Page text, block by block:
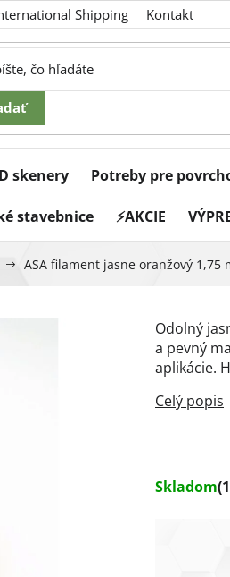
Shipping Kontakt
skenery Potreby pre
stavebnice ⚡AKCIE
ASA filament jasne oranžový 1,75
Skladom
Odolný
a pevný
aplikácie.